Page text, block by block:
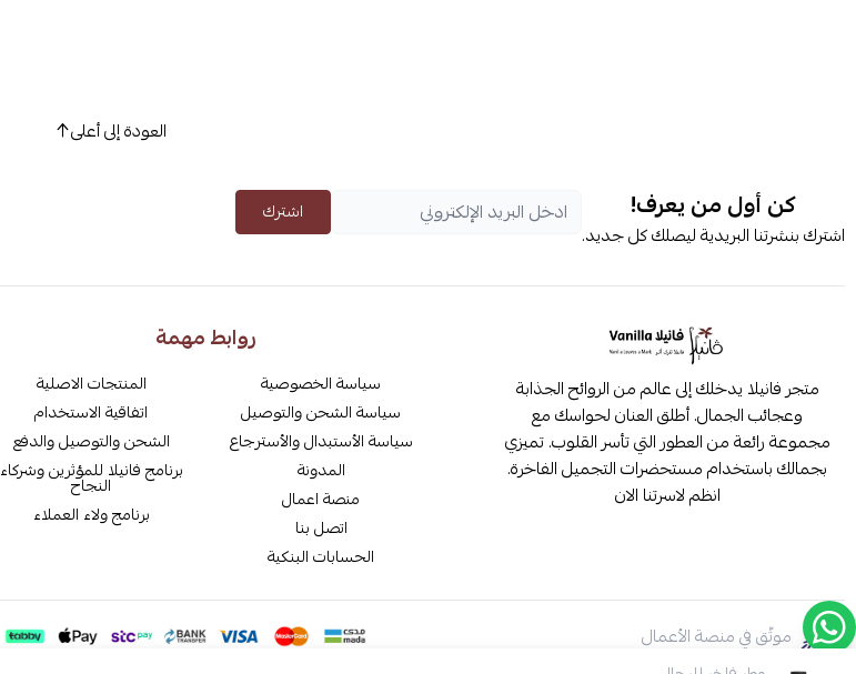
العودة إلى أعلى
كن أول من يعرف!
اشترك بنشرتنا البريدية ليصلك كل جديد.
اشترك
متجر فانيلا يدخلك إلى عالم من الروائح الجذابة
وعجائب الجمال. أطلق العنان لحواسك مع
مجموعة رائعة من العطور التي تأسر القلوب. تميزي
بجمالك باستخدام مستحضرات التجميل الفاخرة.
انظم لاسرتنا الان
روابط مهمة
سياسة الخصوصية
سياسة الشحن والتوصيل
سياسة الأستبدال والأسترجاع
المدونة
منصة اعمال
اتصل بنا
الحسابات البنكية
المنتجات الاصلية
اتفاقية الاستخدام
الشحن والتوصيل والدفع
برنامج فانيلا للمؤثرين وشركاء
النجاح
برنامج ولاء العملاء
موثّق في منصة الأعمال